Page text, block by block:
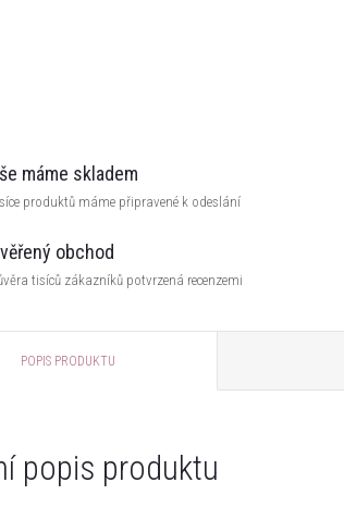
máme skladem
produktů máme připravené k odeslání
obchod
tisíců zákazníků potvrzená recenzemi
POPIS PRODUKTU
popis produktu